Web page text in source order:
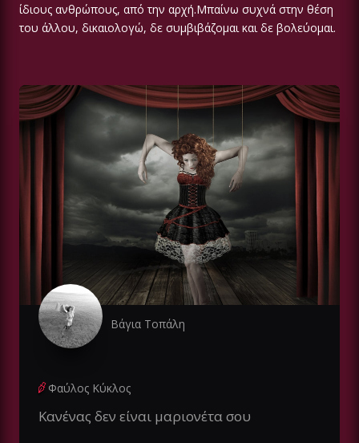
ίδιους ανθρώπους, από την αρχή.Μπαίνω συχνά στην θέση
του άλλου, δικαιολογώ, δε συμβιβάζομαι και δε βολεύομαι.
Βάγια Τοπάλη
Φαύλος Κύκλος
Κανένας δεν είναι μαριονέτα σου